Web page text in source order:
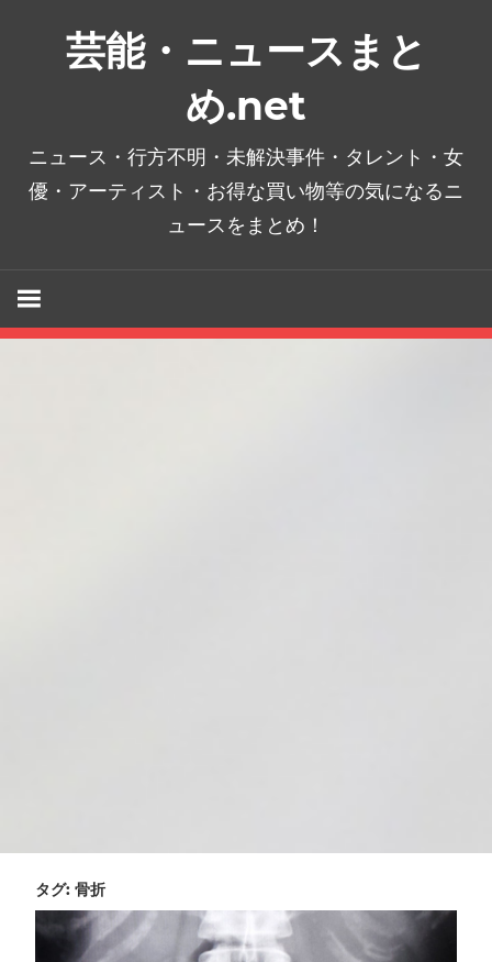
芸能・ニュースまと
め.net
ニュース・行方不明・未解決事件・タレント・女
優・アーティスト・お得な買い物等の気になるニ
ュースをまとめ！
タグ: 骨折